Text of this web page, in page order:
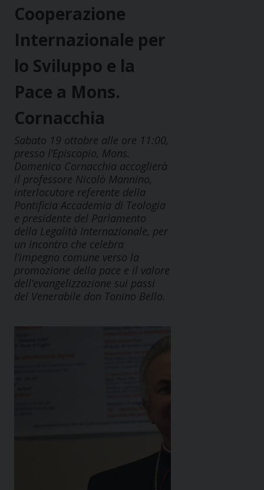
Cooperazione
Internazionale per
lo Sviluppo e la
Pace a Mons.
Cornacchia
Sabato 19 ottobre alle ore 11:00,
presso l’Episcopio, Mons.
Domenico Cornacchia accoglierà
il professore Nicolò Mannino,
interlocutore referente della
Pontificia Accademia di Teologia
e presidente del Parlamento
della Legalità Internazionale, per
un incontro che celebra
l’impegno comune verso la
promozione della pace e il valore
dell’evangelizzazione sui passi
del Venerabile don Tonino Bello.